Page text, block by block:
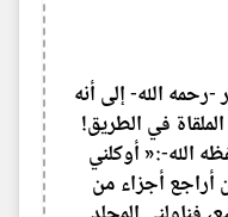
-رحمه الله- إلى أنه
في الطريق!
الله-:« أوكلني
أراجع أجزاء من